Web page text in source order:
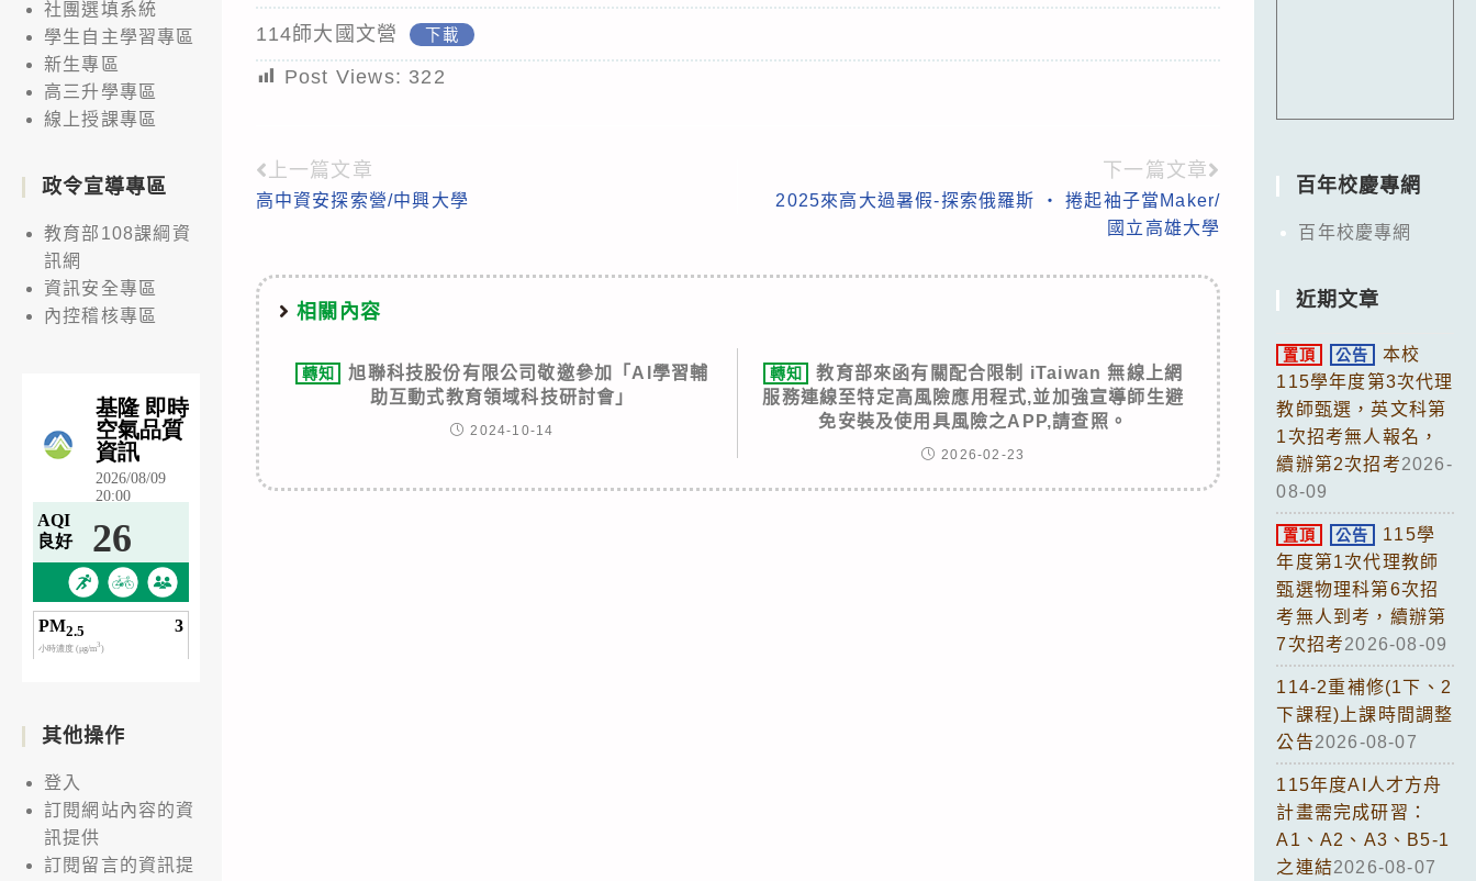
114師大國文營 下載
Post Views: 322
Read
more
上一篇文章
高中資安探索營/中興大學
下一篇文章
2025來高大過暑假-探索俄羅斯 ‧ 捲起袖子當Maker/
國立高雄大學
相關內容
轉知
旭聯科技股份有限公司敬邀參加「AI學習輔
助互動式教育領域科技研討會」
2024-10-14
轉知
教育部來函有關配合限制 iTaiwan 無線上網
服務連線至特定高風險應用程式,並加強宣導師生避
免安裝及使用具風險之APP,請查照。
2026-02-23
社團選填系統
學生自主學習專區
新生專區
高三升學專區
線上授課專區
政令宣導專區
教育部108課綱資
訊網
資訊安全專區
內控稽核專區
其他操作
登入
訂閱網站內容的資
訊提供
訂閱留言的資訊提
百年校慶專網
百年校慶專網
近期文章
置頂 公告
本校
115學年度第3次代理
教師甄選，英文科第
1次招考無人報名，
續辦第2次招考2026-
08-09
置頂 公告
115學
年度第1次代理教師
甄選物理科第6次招
考無人到考，續辦第
7次招考2026-08-09
114-2重補修(1下、2
下課程)上課時間調整
公告2026-08-07
115年度AI人才方舟
計畫需完成研習：
A1、A2、A3、B5-1
之連結2026-08-07